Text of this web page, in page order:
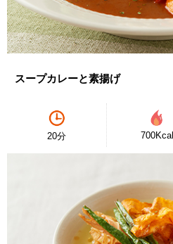
スープカレーと素揚げ
20分 700Kcal